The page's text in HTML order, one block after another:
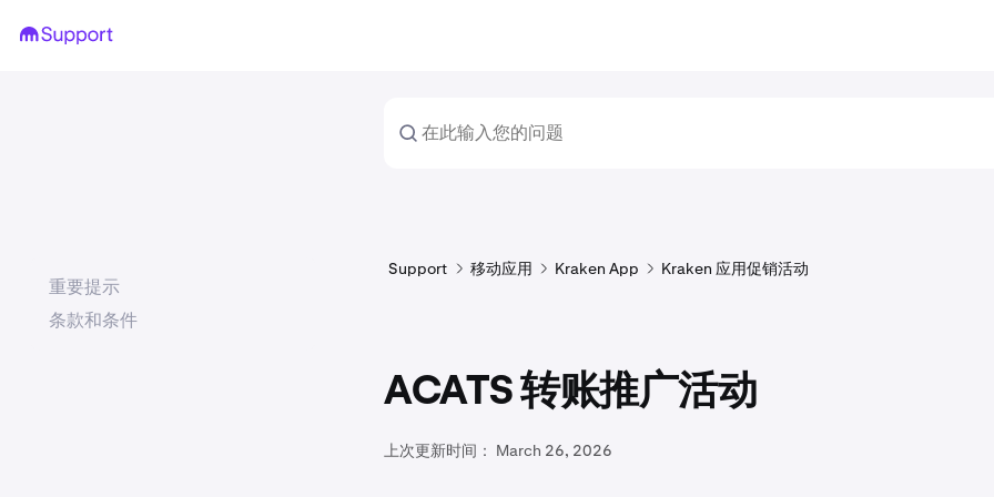
Support 移动应用 Kraken App Kraken 应用促销活动
ACATS 转账推广活动
上次更新时间： March 26, 2026
重要提示
条款和条件